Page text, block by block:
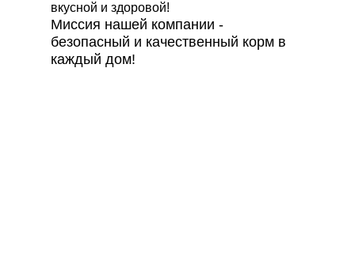
вкусной и здоровой!
Миссия нашей компании -
безопасный и качественный корм в
каждый дом!